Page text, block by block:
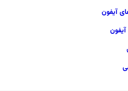
آیفون